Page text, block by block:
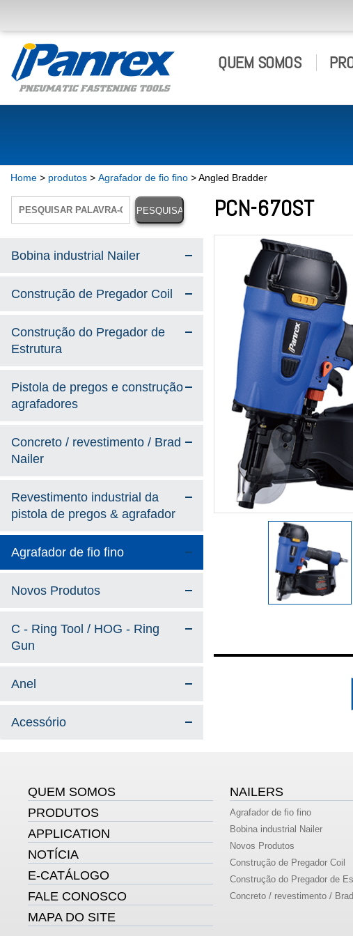
QUEM SOMOS
Home > produtos > Agrafador de fio fino > Angled Bradder
Bobina industrial Nailer
Construção de Pregador Coil
Construção do Pregador de
Estrutura
Pistola de pregos e construção
agrafadores
Concreto / revestimento / Brad
Nailer
Revestimento industrial da
pistola de pregos & agrafador
Agrafador de fio fino
Novos Produtos
C - Ring Tool / HOG - Ring
Gun
Anel
Acessório
PCN-670ST
QUEM SOMOS
PRODUTOS
APPLICATION
NOTÍCIA
E-CATÁLOGO
FALE CONOSCO
MAPA DO SITE
NAILERS
Agrafador de fio fino
Bobina industrial Nailer
Novos Produtos
Construção de Pregador Coil
Construção do Pregador de
Concreto / revestimento /